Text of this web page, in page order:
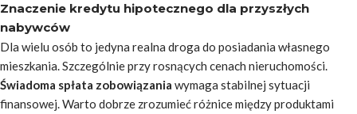
Znaczenie kredytu hipotecznego dla przyszłych
nabywców
Dla wielu osób to jedyna realna droga do posiadania własnego
mieszkania. Szczególnie przy rosnących cenach nieruchomości.
Świadoma spłata zobowiązania wymaga stabilnej sytuacji
finansowej. Warto dobrze zrozumieć różnice między produktami